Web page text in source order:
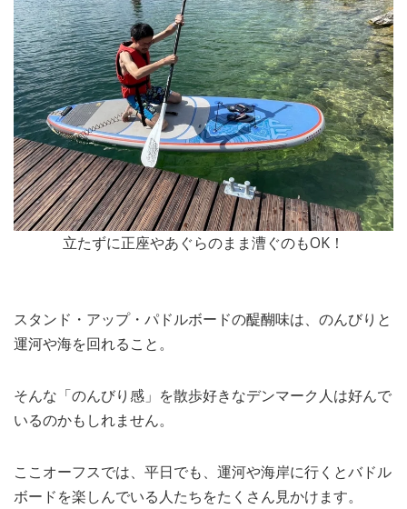
立たずに正座やあぐらのまま漕ぐのもOK！
スタンド・アップ・パドルボードの醍醐味は、のんびりと
運河や海を回れること。
そんな「のんびり感」を散歩好きなデンマーク人は好んで
いるのかもしれません。
ここオーフスでは、平日でも、運河や海岸に行くとバドル
ボードを楽しんでいる人たちをたくさん見かけます。